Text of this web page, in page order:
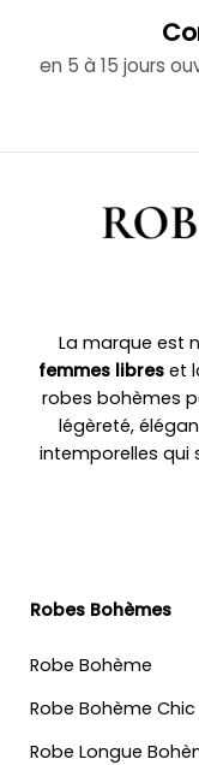
en 5 à 15 jours
La marque est
femmes libres et
robes bohèmes
légèreté,
intemporelles
Robes Bohèmes
Robe Bohème
Robe Bohème Chic
Robe Longue